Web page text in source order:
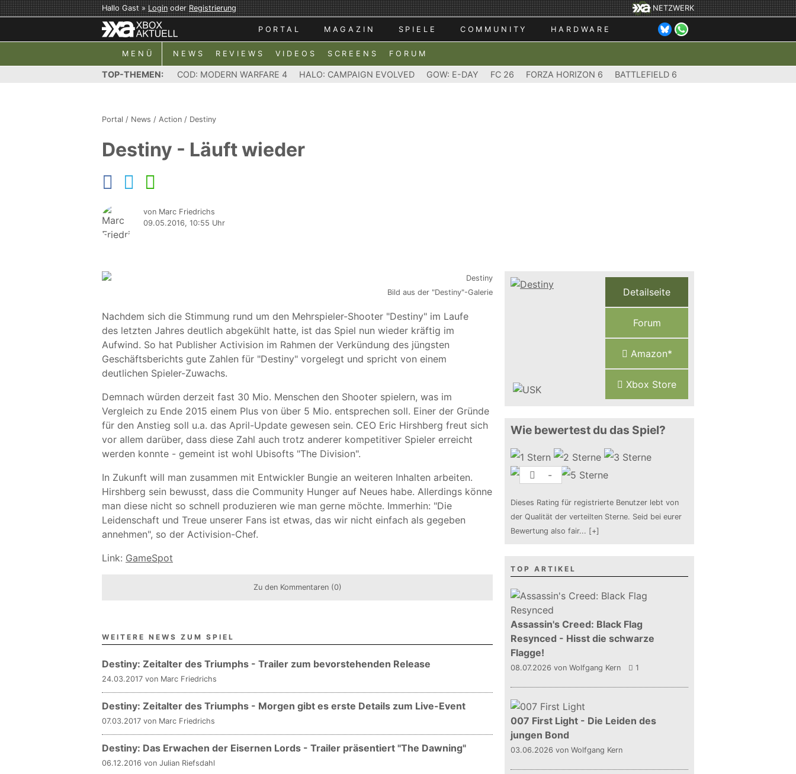
Hallo Gast »LoginoderRegistrierung NETZWERK
PORTAL MAGAZIN SPIELE COMMUNITY HARDWARE
MENÜ NEWS REVIEWS VIDEOS SCREENS FORUM
TOP-THEMEN: COD: MODERN WARFARE 4 HALO: CAMPAIGN EVOLVED GOW: E-DAY FC 26 FORZA HORIZON 6 BATTLEFIELD 6
Portal / News / Action / Destiny
Destiny - Läuft wieder
von Marc Friedrichs
09.05.2016, 10:55 Uhr
Bild aus der "Destiny"-Galerie
Nachdem sich die Stimmung rund um den Mehrspieler-Shooter "Destiny" im Laufe
des letzten Jahres deutlich abgekühlt hatte, ist das Spiel nun wieder kräftig im
Aufwind. So hat Publisher Activision im Rahmen der Verkündung des jüngsten
Geschäftsberichts gute Zahlen für "Destiny" vorgelegt und spricht von einem
deutlichen Spieler-Zuwachs.
Demnach würden derzeit fast 30 Mio. Menschen den Shooter spielern, was im
Vergleich zu Ende 2015 einem Plus von über 5 Mio. entsprechen soll. Einer der Gründe
für den Anstieg soll u.a. das April-Update gewesen sein. CEO Eric Hirshberg freut sich
vor allem darüber, dass diese Zahl auch trotz anderer kompetitiver Spieler erreicht
werden konnte - gemeint ist wohl Ubisofts "The Division".
In Zukunft will man zusammen mit Entwickler Bungie an weiteren Inhalten arbeiten.
Hirshberg sein bewusst, dass die Community Hunger auf Neues habe. Allerdings könne
man diese nicht so schnell produzieren wie man gerne möchte. Immerhin: "Die
Leidenschaft und Treue unserer Fans ist etwas, das wir nicht einfach als gegeben
annehmen", so der Activision-Chef.
Link: GameSpot
Zu den Kommentaren (0)
WEITERE NEWS ZUM SPIEL
Destiny: Zeitalter des Triumphs - Trailer zum bevorstehenden Release
24.03.2017 von Marc Friedrichs
Destiny: Zeitalter des Triumphs - Morgen gibt es erste Details zum Live-Event
07.03.2017 von Marc Friedrichs
Destiny: Das Erwachen der Eisernen Lords - Trailer präsentiert "The Dawning"
06.12.2016 von Julian Riefsdahl
Detailseite
Forum
Amazon*
Xbox Store
Wie bewertest du das Spiel?
-
Dieses Rating für registrierte Benutzer lebt von
der Qualität der verteilten Sterne. Seid bei eurer
Bewertung also fair... [+]
TOP ARTIKEL
Assassin's Creed: Black Flag
Resynced - Hisst die schwarze
Flagge!
08.07.2026 von Wolfgang Kern 1
007 First Light - Die Leiden des
jungen Bond
03.06.2026 von Wolfgang Kern